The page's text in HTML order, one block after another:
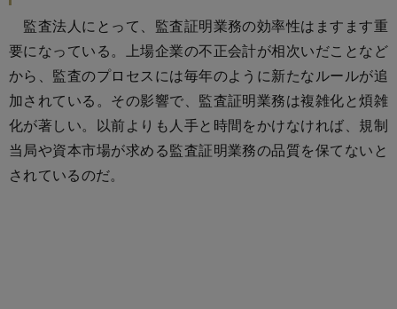
監査法人にとって、監査証明業務の効率性はますます重
要になっている。上場企業の不正会計が相次いだことなど
から、監査のプロセスには毎年のように新たなルールが追
加されている。その影響で、監査証明業務は複雑化と煩雑
化が著しい。以前よりも人手と時間をかけなければ、規制
当局や資本市場が求める監査証明業務の品質を保てないと
されているのだ。